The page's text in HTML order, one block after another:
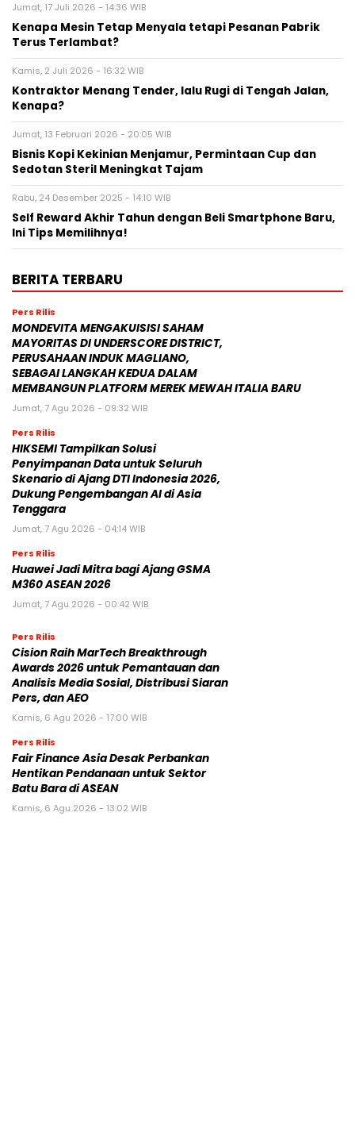
Jumat, 17 Juli 2026 - 14:36 WIB
Kenapa Mesin Tetap Menyala tetapi Pesanan Pabrik
Terus Terlambat?
Kamis, 2 Juli 2026 - 16:32 WIB
Kontraktor Menang Tender, lalu Rugi di Tengah Jalan,
Kenapa?
Jumat, 13 Februari 2026 - 20:05 WIB
Bisnis Kopi Kekinian Menjamur, Permintaan Cup dan
Sedotan Steril Meningkat Tajam
Rabu, 24 Desember 2025 - 14:10 WIB
Self Reward Akhir Tahun dengan Beli Smartphone Baru,
Ini Tips Memilihnya!
BERITA TERBARU
Pers Rilis
MONDEVITA MENGAKUISISI SAHAM
MAYORITAS DI UNDERSCORE DISTRICT,
PERUSAHAAN INDUK MAGLIANO,
SEBAGAI LANGKAH KEDUA DALAM
MEMBANGUN PLATFORM MEREK MEWAH ITALIA BARU
Jumat, 7 Agu 2026 - 09:32 WIB
Pers Rilis
HIKSEMI Tampilkan Solusi
Penyimpanan Data untuk Seluruh
Skenario di Ajang DTI Indonesia 2026,
Dukung Pengembangan AI di Asia
Tenggara
Jumat, 7 Agu 2026 - 04:14 WIB
Pers Rilis
Huawei Jadi Mitra bagi Ajang GSMA
M360 ASEAN 2026
Jumat, 7 Agu 2026 - 00:42 WIB
Pers Rilis
Cision Raih MarTech Breakthrough
Awards 2026 untuk Pemantauan dan
Analisis Media Sosial, Distribusi Siaran
Pers, dan AEO
Kamis, 6 Agu 2026 - 17:00 WIB
Pers Rilis
Fair Finance Asia Desak Perbankan
Hentikan Pendanaan untuk Sektor
Batu Bara di ASEAN
Kamis, 6 Agu 2026 - 13:02 WIB